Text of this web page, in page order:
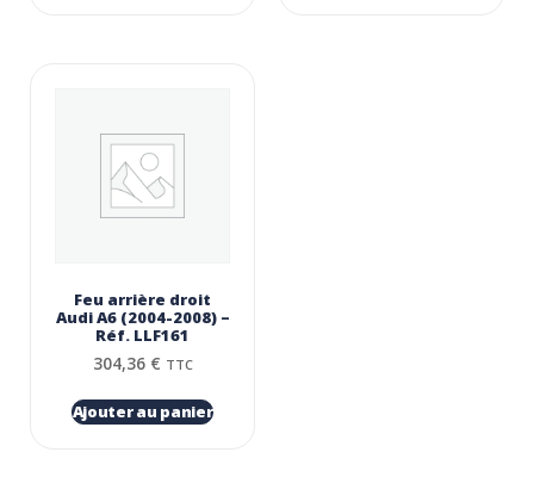
Feu arrière droit
Audi A6 (2004-2008) –
Réf. LLF161
304,36 € TTC
Ajouter au panier